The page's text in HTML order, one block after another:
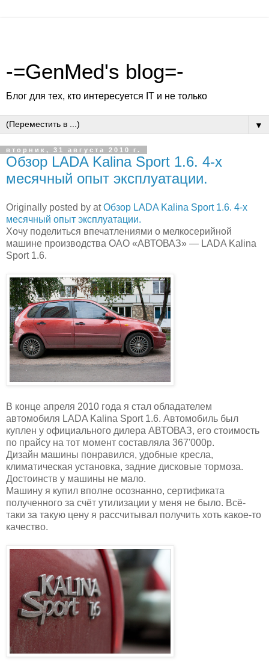
-=GenMed's blog=-
Блог для тех, кто интересуется IT и не только
▼
вторник, 31 августа 2010 г.
Обзор LADA Kalina Sport 1.6. 4-х
месячный опыт эксплуатации.
Originally posted by atОбзор LADA Kalina Sport 1.6. 4-х
месячный опыт эксплуатации.
Хочу поделиться впечатлениями о мелкосерийной
машине производства ОАО «АВТОВАЗ» — LADA Kalina
Sport 1.6.
В конце апреля 2010 года я стал обладателем
автомобиля LADA Kalina Sport 1.6. Автомобиль был
куплен у официального дилера АВТОВАЗ, его стоимость
по прайсу на тот момент составляла 367'000р.
Дизайн машины понравился, удобные кресла,
климатическая установка, задние дисковые тормоза.
Достоинств у машины не мало.
Машину я купил вполне осознанно, сертификата
полученного за счёт утилизации у меня не было. Всё-
таки за такую цену я рассчитывал получить хоть какое-то
качество.